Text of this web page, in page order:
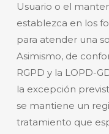
Usuario o el
establezca en los
para atender una
Asimismo, de
RGPD y la LOPD-
la excepción
se mantiene un
tratamiento que